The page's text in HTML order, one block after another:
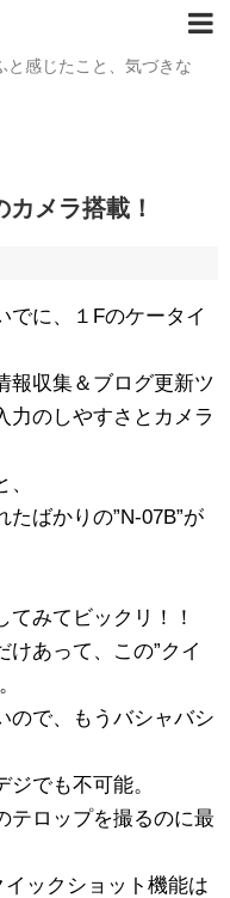
と感じたこと、気づきな
メラ搭載！
でに、１Fのケータイ
報収集＆ブログ更新ツ
力のしやすさとカメラ
たばかりの”N-07B”が
みてビックリ！！
けあって、この”クイ
ので、もうバシャバシ
でも不可能。
テロップを撮るのに最
ックショット機能は